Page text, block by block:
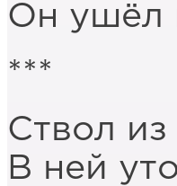
Он ушёл
***
Ствол из
В ней